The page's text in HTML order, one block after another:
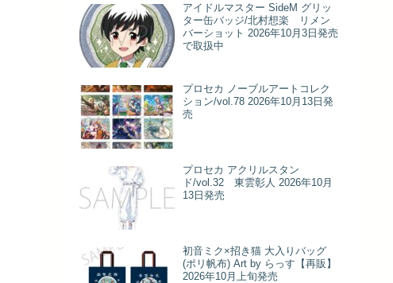
アイドルマスター SideM グリッ
ター缶バッジ/北村想楽 リメン
バーショット 2026年10月3日発売
で取扱中
プロセカ ノーブルアートコレク
ション/vol.78 2026年10月13日発
売
プロセカ アクリルスタン
ド/vol.32 東雲彰人 2026年10月
13日発売
初音ミク×招き猫 大入りバッグ
(ポリ帆布) Art by らっす【再販】
2026年10月上旬発売